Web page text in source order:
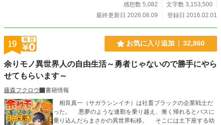
６巻 2024年 ３月。第１７巻 2024年 ９月。第１８巻
2025年 ３月。第１９巻 出版しました。 PNもエリン
感想数 5,082
文字数 3,153,500
最終更新日 2026.08.09
登録日 2016.02.01
19 お気に入り追加 32,860
余りモノ異世界人の自由生活～勇者じゃないので勝手にやら
せてもらいます～
藤森フクロウ
書籍情報
相良真一（サガラシンイチ）は社畜ブラックの企業戦士だ
った。 悪夢のような連勤を乗り越え、漸く帰れるとバスに
乗り込んだらまさかの異世界転移。 そこには土下座する幼